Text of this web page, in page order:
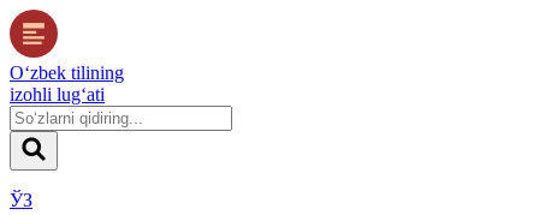
O‘zbek tilining
izohli lug‘ati
ЎЗ